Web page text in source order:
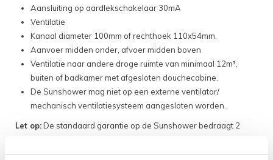
Aansluiting op aardlekschakelaar 30mA
Ventilatie
Kanaal diameter 100mm of rechthoek 110x54mm.
Aanvoer midden onder, afvoer midden boven
Ventilatie naar andere droge ruimte van minimaal 12m³,
buiten of badkamer met afgesloten douchecabine.
De Sunshower mag niet op een externe ventilator/
mechanisch ventilatiesysteem aangesloten worden.
Let op:De standaard garantie op de Sunshower bedraagt 2
installeren? Dan kunt u dit tegen een meerprijs laten doen,neem